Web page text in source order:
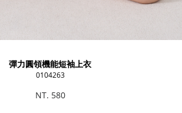
彈力圓領機能短袖上衣
0104263
NT. 580